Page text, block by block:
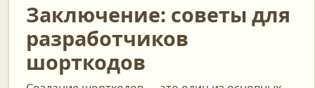
Заключение: советы для
разработчиков
шорткодов